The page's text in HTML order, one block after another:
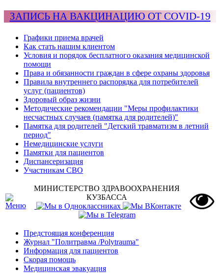
ЗАПИСЬ НА ВАКЦИНАЦИЮ ОТ COVID-19
Графики приема врачей
Как стать нашим клиентом
Условия и порядок бесплатного оказания медицинской
помощи
Права и обязанности граждан в сфере охраны здоровья
Правила внутреннего распорядка для потребителей
услуг (пациентов)
Здоровый образ жизни
Методические рекомендации "Меры профилактики
несчастных случаев (памятка для родителей)"
Памятка для родителей "Детский травматизм в летний
период"
Немедицинские услуги
Памятки для пациентов
Диспансеризация
Участникам СВО
МИНИСТЕРСТВО ЗДРАВООХРАНЕНИЯ
КУЗБАССА
Предстоящая конференция
Журнал "Политравма /Polytrauma"
Информация для пациентов
Скорая помощь
Медицинская эвакуация